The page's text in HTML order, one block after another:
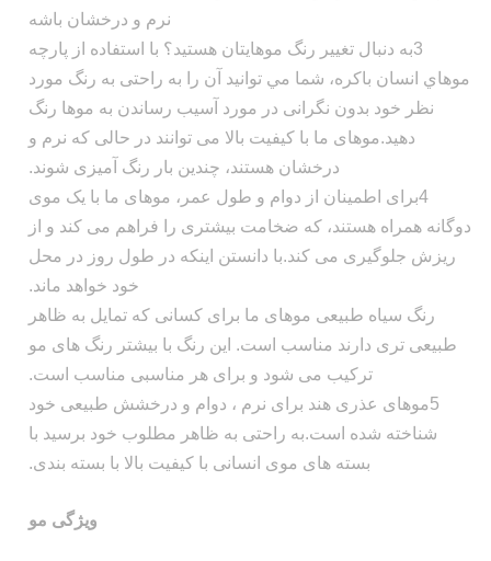
نرم و درخشان باشه
3به دنبال تغییر رنگ موهايتان هستيد؟ با استفاده از پارچه
موهاي انسان باکره، شما مي توانید آن را به راحتی به رنگ مورد
نظر خود بدون نگرانی در مورد آسیب رساندن به موها رنگ
دهید.موهای ما با کیفیت بالا می توانند در حالی که نرم و
درخشان هستند، چندین بار رنگ آمیزی شوند.
4برای اطمینان از دوام و طول عمر، موهای ما با یک موی
دوگانه همراه هستند، که ضخامت بیشتری را فراهم می کند و از
ریزش جلوگیری می کند.با دانستن اینکه در طول روز در محل
خود خواهد ماند.
رنگ سیاه طبیعی موهای ما برای کسانی که تمایل به ظاهر
طبیعی تری دارند مناسب است. این رنگ با بیشتر رنگ های مو
ترکیب می شود و برای هر مناسبی مناسب است.
5موهای عذری هند برای نرم ، دوام و درخشش طبیعی خود
شناخته شده است.به راحتی به ظاهر مطلوب خود برسید با
بسته های موی انسانی با کیفیت بالا با بسته بندی.
ویژگی مو